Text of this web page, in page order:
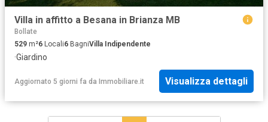
Villa in affitto a Besana in Brianza MB
Bollate
529 m²6 Locali6 BagniVilla Indipendente
·Giardino
Aggiornato 5 giorni fa da Immobiliare.it Visualizza dettagli